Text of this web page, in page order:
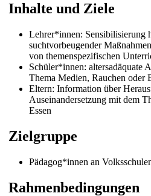
Inhalte und Ziele
Lehrer*innen: Sensibilisierung
suchtvorbeugender
von themenspezifischen
Schüler*innen: altersadäquate
Thema Medien, Rauchen oder
Eltern: Information über
Auseinandersetzung mit dem
Essen
Zielgruppe
Pädagog*innen an
Rahmenbedingungen